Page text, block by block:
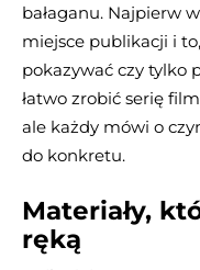
bałaganu. Najpierw
miejsce publikacji i
pokazywać czy tylko
łatwo zrobić serię
ale każdy mówi o
do konkretu.
Materiały,
ręką